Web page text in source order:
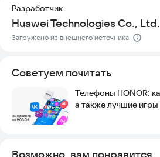
Разработчик
Huawei Technologies Co., Ltd.
Загружено из внешнего источника
Советуем почитать
Телефоны HONOR:
а также лучшие